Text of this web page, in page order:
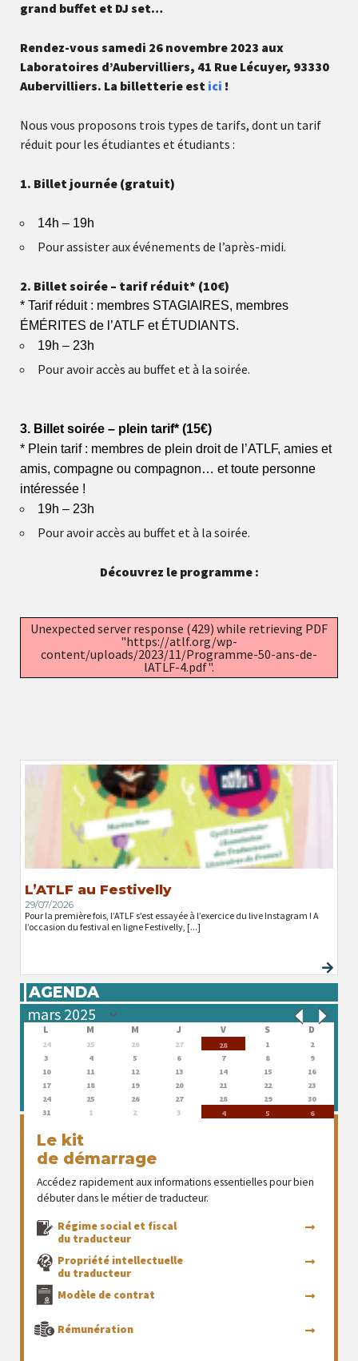
grand buffet et DJ set…
Rendez-vous samedi 26 novembre 2023 aux
Laboratoires d’Aubervilliers, 41 Rue Lécuyer, 93330
Aubervilliers. La billetterie est ici !
Nous vous proposons trois types de tarifs, dont un tarif
réduit pour les étudiantes et étudiants :
1. Billet journée (gratuit)
14h – 19h
Pour assister aux événements de l’après-midi.
2. Billet soirée – tarif réduit* (10€)
* Tarif réduit : membres STAGIAIRES, membres
ÉMÉRITES de l’ATLF et ÉTUDIANTS.
19h – 23h
Pour avoir accès au buffet et à la soirée.
3. Billet soirée – plein tarif* (15€)
* Plein tarif : membres de plein droit de l’ATLF, amies et
amis, compagne ou compagnon… et toute personne
intéressée !
19h – 23h
Pour avoir accès au buffet et à la soirée.
Découvrez le programme :
Unexpected server response (429) while retrieving PDF
"https://atlf.org/wp-
content/uploads/2023/11/Programme-50-ans-de-
lATLF-4.pdf".
L’ATLF au Festivelly
29/07/2026
Pour la première fois, l’ATLF s’est essayée à l’exercice du live Instagram ! A
l’occasion du festival en ligne Festivelly, [...]
AGENDA
L M M J V S D
24 25 26 27 28 1
2
3
4 5 6 7 8
9
10
11 12 13 14 15
16
17
18 19 20 21 22
23
24
25 26 27 28 29
30
31
1 2 3 4 5 6
Le kit
de démarrage
Accédez rapidement aux informations essentielles pour bien
débuter dans le métier de traducteur.
Régime social et fiscal
du traducteur
Propriété intellectuelle
du traducteur
Modèle de contrat
Rémunération